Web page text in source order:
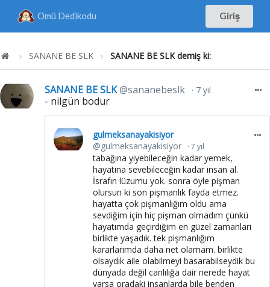
Omü Dedikodu Giriş
SANANE BE SLK SANANE BE SLK demiş ki:
SANANE BE SLK@sananebeslk 7 yıl
- nilgün bodur
gulmeksanayakisiyor
@gulmeksanayakisiyor
7 yıl
tabağına yiyebileceğin kadar yemek,
hayatına sevebileceğin kadar insan al.
İsrafın lüzumu yok. sonra öyle pişman
olursun ki son pişmanlık fayda etmez.
hayatta çok pişmanlığım oldu ama
sevdiğim için hiç pişman olmadım çünkü
hayatımda geçirdiğim en güzel zamanları
birlikte yaşadık. tek pişmanlığım
kararlarımda daha net olamam. birlikte
olsaydık aile olabilmeyi basarabilseydik bu
dünyada değil canlılığa dair nerede hayat
varsa oradaki insanlarda bile benden